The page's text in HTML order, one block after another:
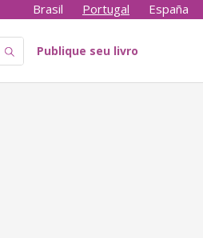
Brasil Portugal España
Publique seu livro